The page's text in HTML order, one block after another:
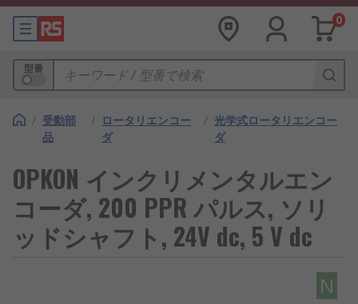
0
型番
/ 受動部
品
/ ロータリエンコー
ダ
/ 光学式ロータリエンコー
ダ
OPKON インクリメンタルエン
コーダ, 200 PPR パルス, ソリ
ッドシャフト, 24V dc, 5 V dc
N